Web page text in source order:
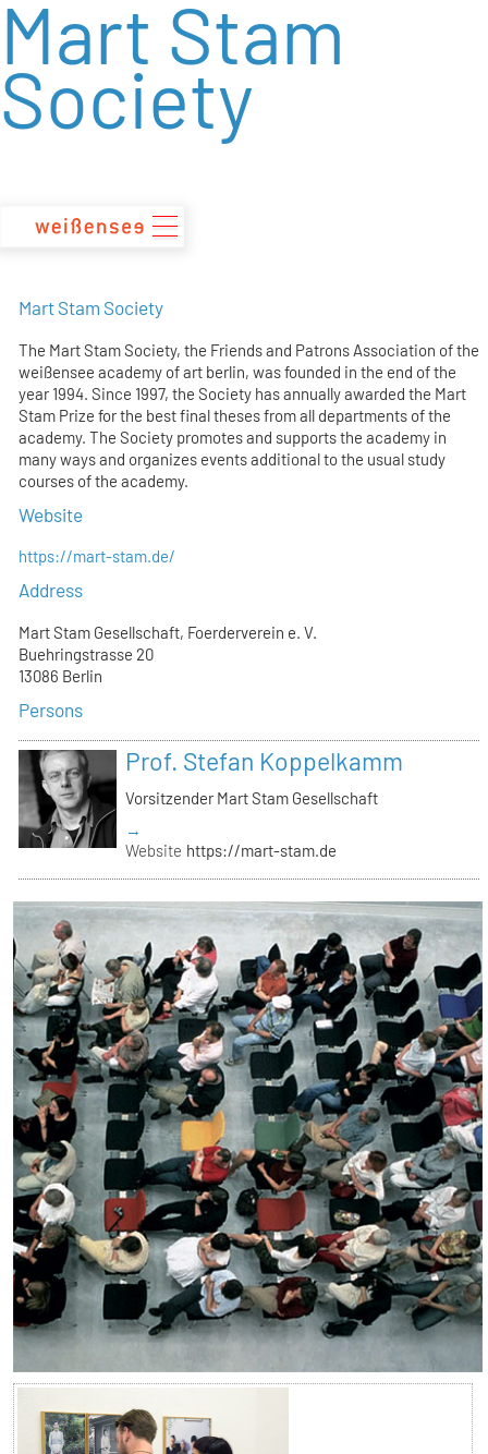
zum
Inhalt
Mart Stam
Society
Mart Stam Society
The Mart Stam Society, the Friends and Patrons Association of the
weißensee academy of art berlin, was founded in the end of the
year 1994. Since 1997, the Society has annually awarded the Mart
Stam Prize for the best final theses from all departments of the
academy. The Society promotes and supports the academy in
many ways and organizes events additional to the usual study
courses of the academy.
Website
https://mart-stam.de/
Address
Mart Stam Gesellschaft, Foerderverein e. V.
Buehringstrasse 20
13086 Berlin
Persons
Prof. Stefan Koppelkamm
Vorsitzender Mart Stam Gesellschaft
→
Website https://mart-stam.de